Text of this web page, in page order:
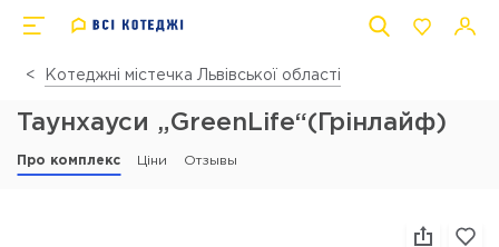
Котеджні містечка Львівської області
Таунхауси „GreenLife“(Грінлайф)
Про комплекс Ціни Отзывы